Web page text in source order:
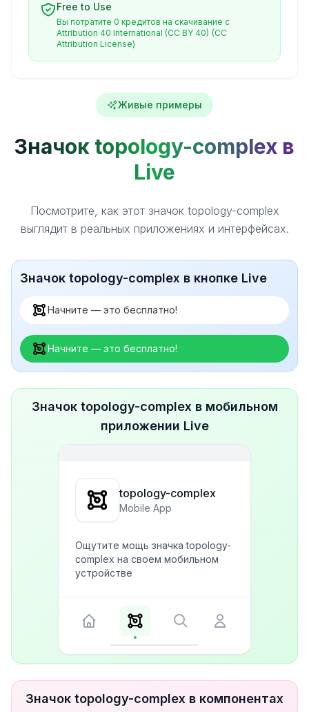
Free to Use
Вы потратите 0 кредитов на скачивание с
Attribution 40 International (CC BY 40) (CC
Attribution License)
Живые примеры
Значок topology-complex в
Live
Посмотрите, как этот значок topology-complex
выглядит в реальных приложениях и интерфейсах.
Значок topology-complex в кнопке Live
Начните — это бесплатно!
Начните — это бесплатно!
Значок topology-complex в мобильном
приложении Live
topology-complex
Mobile App
Ощутите мощь значка topology-
complex на своем мобильном
устройстве
Значок topology-complex в компонентах